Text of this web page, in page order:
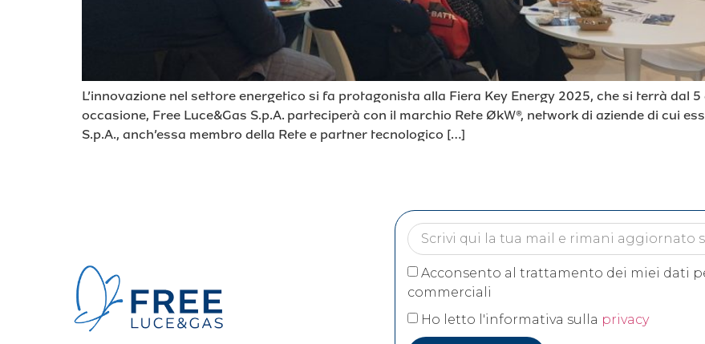
L’innovazione nel settore energetico si fa protagonista alla Fiera Key Energy 2025, che si terrà dal
occasione, Free Luce&Gas S.p.A. parteciperà con il marchio Rete ØkW®, network di aziende di cui
S.p.A., anch’essa membro della Rete e partner tecnologico […]
Acconsento al trattamento dei miei dati
commerciali
Ho letto l'informativa sulla privacy